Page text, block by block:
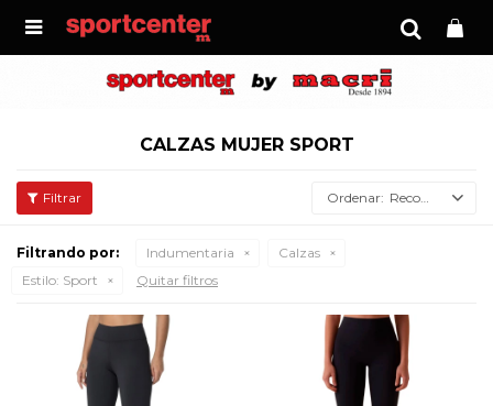

CALZAS MUJER SPORT
Recomendados
Filtrando por: Indumentaria
Calzas
Estilo: Sport Quitar filtros